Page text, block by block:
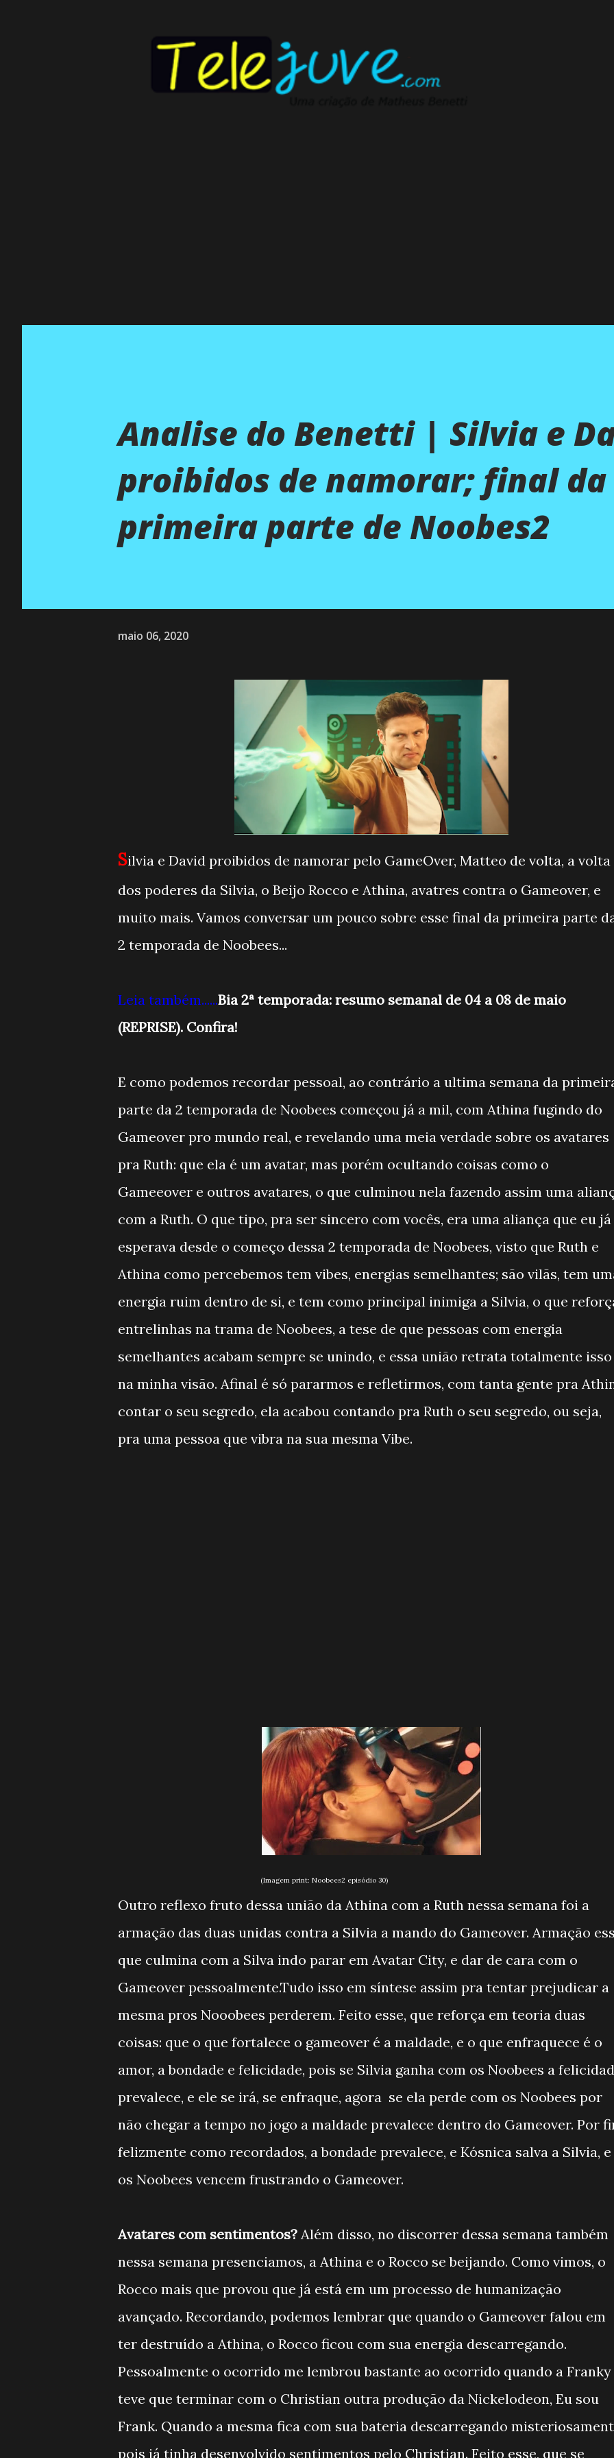
Analise do Benetti | Silvia e
proibidos de namorar; final da
primeira parte de Noobes2
maio 06, 2020
Silvia e David proibidos de namorar pelo GameOver, Matteo de volta, a volta
dos poderes da Silvia, o Beijo Rocco e Athina, avatres contra o Gameover, e
muito mais. Vamos conversar um pouco sobre esse final da primeira parte
2 temporada de Noobees...
Leia também......Bia 2ª temporada: resumo semanal de 04 a 08 de maio
(REPRISE). Confira!
E como podemos recordar pessoal, ao contrário a ultima semana da
parte da 2 temporada de Noobees começou já a mil, com Athina fugindo do
Gameover pro mundo real, e revelando uma meia verdade sobre os avatares
pra Ruth: que ela é um avatar, mas porém ocultando coisas como o
Gameeover e outros avatares, o que culminou nela fazendo assim uma
com a Ruth. O que tipo, pra ser sincero com vocês, era uma aliança que eu já
esperava desde o começo dessa 2 temporada de Noobees, visto que Ruth e
Athina como percebemos tem vibes, energias semelhantes; são vilãs, tem
energia ruim dentro de si, e tem como principal inimiga a Silvia, o que
entrelinhas na trama de Noobees, a tese de que pessoas com energia
semelhantes acabam sempre se unindo, e essa união retrata totalmente isso
na minha visão. Afinal é só pararmos e refletirmos, com tanta gente pra
contar o seu segredo, ela acabou contando pra Ruth o seu segredo, ou seja,
pra uma pessoa que vibra na sua mesma Vibe.
(Imagem print: Noobees2 episódio 30)
Outro reflexo fruto dessa união da Athina com a Ruth nessa semana foi a
armação das duas unidas contra a Silvia a mando do Gameover. Armação
que culmina com a Silva indo parar em Avatar City, e dar de cara com o
Gameover pessoalmente.Tudo isso em síntese assim pra tentar prejudicar a
mesma pros Nooobees perderem. Feito esse, que reforça em teoria duas
coisas: que o que fortalece o gameover é a maldade, e o que enfraquece é o
amor, a bondade e felicidade, pois se Silvia ganha com os Noobees a
prevalece, e ele se irá, se enfraque, agora se ela perde com os Noobees por
não chegar a tempo no jogo a maldade prevalece dentro do Gameover. Por
felizmente como recordados, a bondade prevalece, e Kósnica salva a Silvia, e
os Noobees vencem frustrando o Gameover.
Avatares com sentimentos? Além disso, no discorrer dessa semana também
nessa semana presenciamos, a Athina e o Rocco se beijando. Como vimos, o
Rocco mais que provou que já está em um processo de humanização
avançado. Recordando, podemos lembrar que quando o Gameover falou em
ter destruído a Athina, o Rocco ficou com sua energia descarregando.
Pessoalmente o ocorrido me lembrou bastante ao ocorrido quando a Franky
teve que terminar com o Christian outra produção da Nickelodeon, Eu sou
Frank. Quando a mesma fica com sua bateria descarregando
pois já tinha desenvolvido sentimentos pelo Christian. Feito esse, que se